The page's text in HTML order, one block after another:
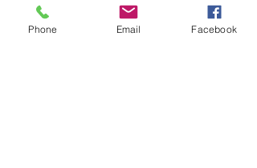
UVB სხივებისგან.
Phone Email Facebook